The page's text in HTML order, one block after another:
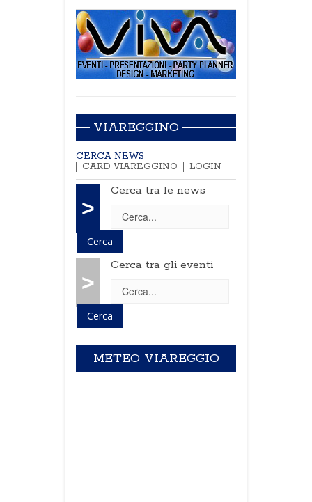
VIAREGGINO
CERCA NEWS
CARD VIAREGGINO
LOGIN
>
Cerca tra le news
>
Cerca tra gli eventi
METEO VIAREGGIO